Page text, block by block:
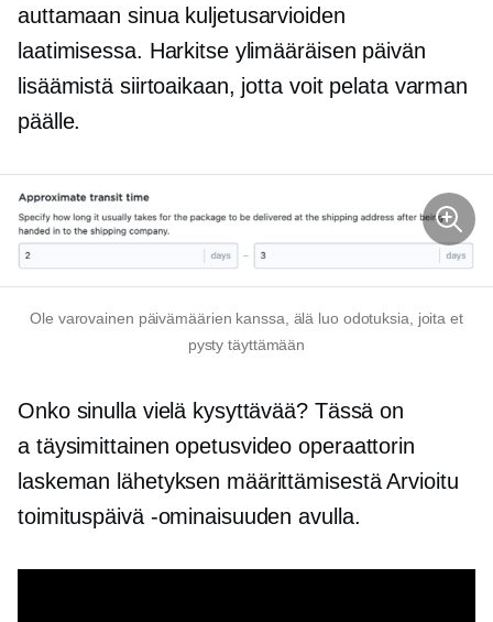
auttamaan sinua kuljetusarvioiden
laatimisessa. Harkitse ylimääräisen päivän
lisäämistä siirtoaikaan, jotta voit pelata varman
päälle.
Ole varovainen päivämäärien kanssa, älä luo odotuksia, joita et
pysty täyttämään
Onko sinulla vielä kysyttävää? Tässä on
a täysimittainen opetusvideo operaattorin
laskeman lähetyksen määrittämisestä Arvioitu
toimituspäivä -ominaisuuden avulla.